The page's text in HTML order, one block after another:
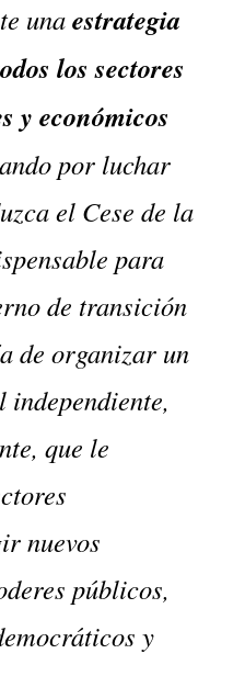
unaestrategia
los sectores
y económicos
por luchar
el Cese de la
para
de transición
de organizar un
que le
nuevos
públicos,
y